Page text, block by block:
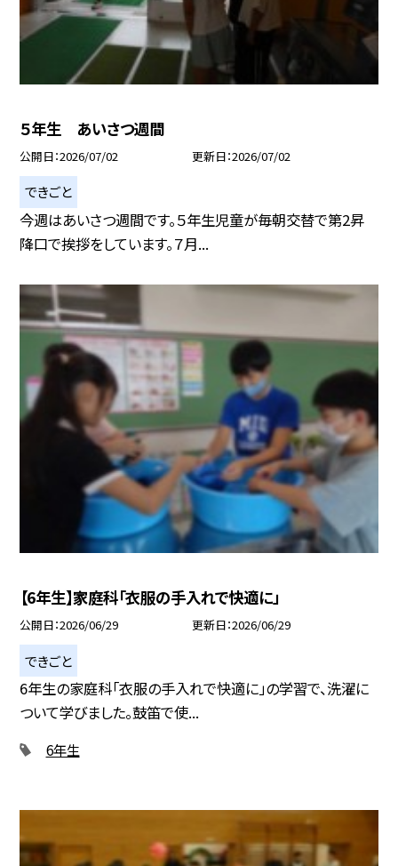
５年生 あいさつ週間
公開日 2026/07/02 更新日 2026/07/02
できごと
今週はあいさつ週間です。５年生児童が毎朝交替で第2昇
降口で挨拶をしています。７月...
【6年生】家庭科「衣服の手入れで快適に」
公開日 2026/06/29 更新日 2026/06/29
できごと
6年生の家庭科「衣服の手入れで快適に」の学習で、洗濯に
ついて学びました。鼓笛で使...
6年生